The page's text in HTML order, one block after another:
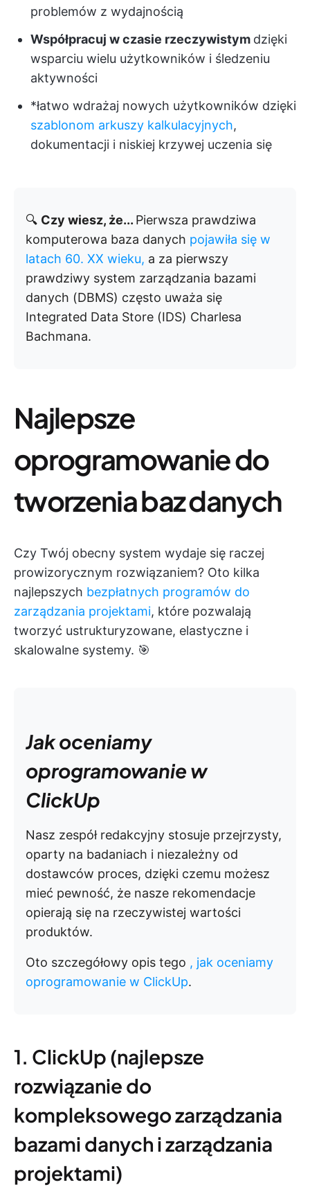
problemów z wydajnością
Współpracuj w czasie rzeczywistym dzięki
wsparciu wielu użytkowników i śledzeniu
aktywności
*łatwo wdrażaj nowych użytkowników dzięki
szablonom arkuszy kalkulacyjnych,
dokumentacji i niskiej krzywej uczenia się
🔍 Czy wiesz, że... Pierwsza prawdziwa
komputerowa baza danych pojawiła się w
latach 60. XX wieku, a za pierwszy
prawdziwy system zarządzania bazami
danych (DBMS) często uważa się
Integrated Data Store (IDS) Charlesa
Bachmana.
Najlepsze
oprogramowanie do
tworzenia baz danych
Czy Twój obecny system wydaje się raczej
prowizorycznym rozwiązaniem? Oto kilka
najlepszych bezpłatnych programów do
zarządzania projektami, które pozwalają
tworzyć ustrukturyzowane, elastyczne i
skalowalne systemy. 🎯
Jak oceniamy
oprogramowanie w
ClickUp
Nasz zespół redakcyjny stosuje przejrzysty,
oparty na badaniach i niezależny od
dostawców proces, dzięki czemu możesz
mieć pewność, że nasze rekomendacje
opierają się na rzeczywistej wartości
produktów.
Oto szczegółowy opis tego , jak oceniamy
oprogramowanie w ClickUp.
1. ClickUp (najlepsze
rozwiązanie do
kompleksowego zarządzania
bazami danych i zarządzania
projektami)